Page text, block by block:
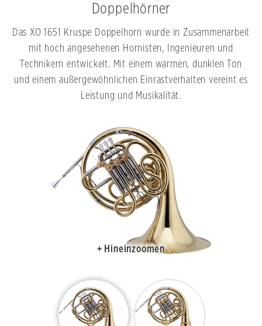
Doppelhörner
Das XO 1651 Kruspe Doppelhorn wurde in Zusammenarbeit
mit hoch angesehenen Hornisten, Ingenieuren und
Technikern entwickelt. Mit einem warmen, dunklen Ton
und einem außergewöhnlichen Einrastverhalten vereint es
Leistung und Musikalität.